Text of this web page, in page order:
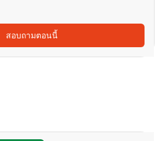
สอบถามตอนนี้